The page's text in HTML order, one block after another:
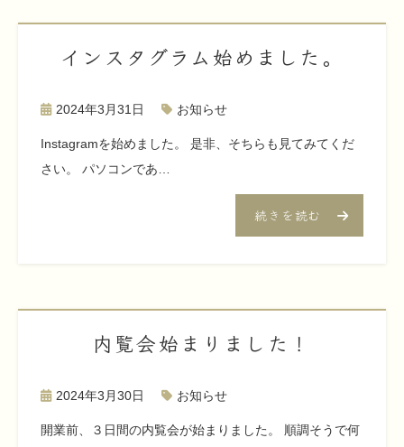
インスタグラム始めました。
2024年3月31日 お知らせ
Instagramを始めました。 是非、そちらも見てみてくだ
さい。 パソコンであ…
続きを読む
内覧会始まりました！
2024年3月30日 お知らせ
開業前、３日間の内覧会が始まりました。 順調そうで何